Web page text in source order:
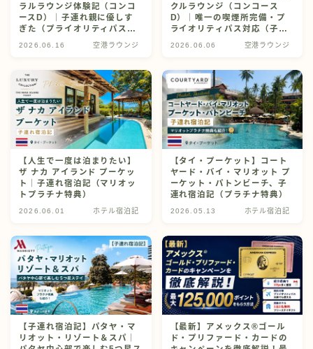
ラルラウンジ体験記（コンコ
ースD）｜子連れ親に優しす
ぎた（プライオリティパス対
2026.06.16 空港ラウンジ
クルラウンジ（コンコース
D）｜唯一の喫煙所完備・プ
ライオリティパス対応（子連
2026.06.06 空港ラウンジ
【人生で一度は泊まりたい】
ザ ナカ アイランド プーケッ
ト｜子連れ宿泊記（マリオッ
トプラチナ特典）
2026.06.01 ホテル宿泊記
【タイ・プーケット】コート
ヤード・バイ・マリオット プ
ーケット・パトンビーチ、子
連れ宿泊記（プラチナ特典）
2026.05.13 ホテル宿泊記
【子連れ宿泊記】パタヤ・マ
リオット・リゾート＆スパ｜
【最新】アメックス®ゴール
ド・プリファード・カードの